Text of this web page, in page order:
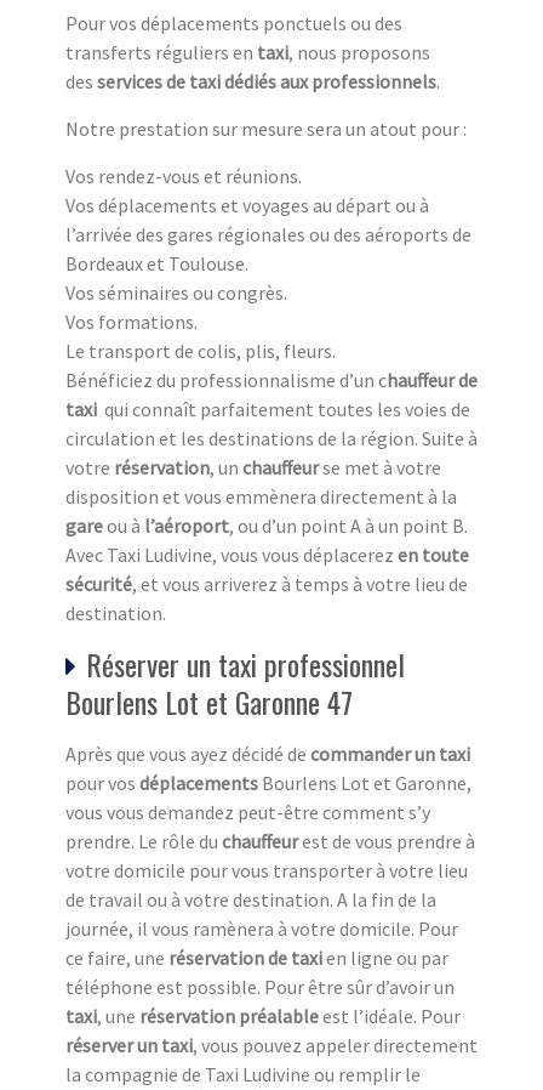
Pour vos déplacements ponctuels ou des
transferts réguliers en taxi, nous proposons
des services de taxi dédiés aux professionnels.
Notre prestation sur mesure sera un atout pour :
Vos rendez-vous et réunions.
Vos déplacements et voyages au départ ou à
l’arrivée des gares régionales ou des aéroports de
Bordeaux et Toulouse.
Vos séminaires ou congrès.
Vos formations.
Le transport de colis, plis, fleurs.
Bénéficiez du professionnalisme d’un chauffeur de
taxi qui connaît parfaitement toutes les voies de
circulation et les destinations de la région. Suite à
votre réservation, un chauffeurse met à votre
disposition et vous emmènera directement à la
gareou à l’aéroport, ou d’un point A à un point B.
Avec Taxi Ludivine, vous vous déplacerez en toute
sécurité, et vous arriverez à temps à votre lieu de
destination.
Réserver un taxi professionnel
Bourlens Lot et Garonne 47
Après que vous ayez décidé de commander un taxi
pour vos déplacements Bourlens Lot et Garonne,
vous vous demandez peut-être comment s’y
prendre. Le rôle du chauffeurest de vous prendre à
votre domicile pour vous transporter à votre lieu
de travail ou à votre destination. A la fin de la
journée, il vous ramènera à votre domicile. Pour
ce faire, une réservation de taxien ligne ou par
téléphone est possible. Pour être sûr d’avoir un
taxi, une réservation préalableest l’idéale. Pour
réserver un taxi, vous pouvez appeler directement
la compagnie de Taxi Ludivine ou remplir le